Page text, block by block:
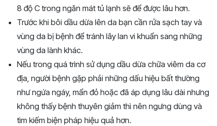
8 độ C trong ngăn mát tủ lạnh sẽ để được lâu hơn.
Trước khi bôi dầu dừa lên da bạn cần rửa sạch tay và
vùng da bị bệnh để tránh lây lan vi khuẩn sang những
vùng da lành khác.
Nếu trong quá trình sử dụng dầu dừa chữa viêm da cơ
địa, người bệnh gặp phải những dấu hiệu bất thường
như ngứa ngáy, mẩn đỏ hoặc đã áp dụng lâu dài nhưng
không thấy bệnh thuyên giảm thì nên ngưng dùng và
tìm kiếm biện pháp hiệu quả hơn.